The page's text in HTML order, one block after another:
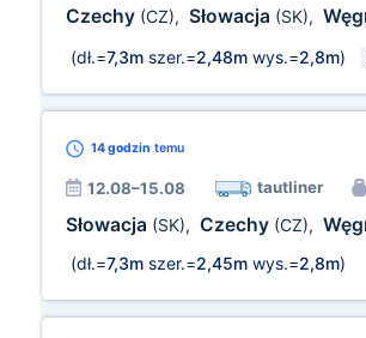
Czechy (CZ), Słowacja (SK),
(dł.=7,3m szer.=2,48m wys.=2,8m)
14 godzin temu
12.08–15.08 tautliner
Słowacja (SK), Czechy (CZ),
(dł.=7,3m szer.=2,45m wys.=2,8m)